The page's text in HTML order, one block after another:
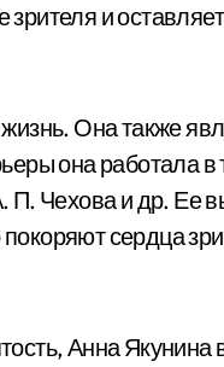
и
Она также
она работала
Чехова и др. Ее
сердца
Анна Якунина